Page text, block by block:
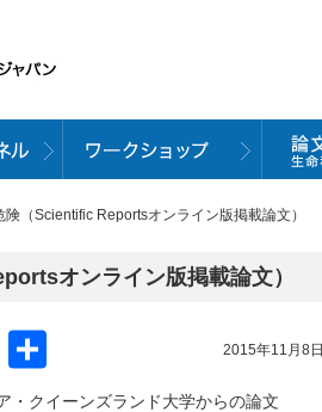
（Scientific Reportsオンライン版掲載論文）
オンライン版掲載論文）
2015年11月8日
Email
有
・クイーンズランド大学からの論文